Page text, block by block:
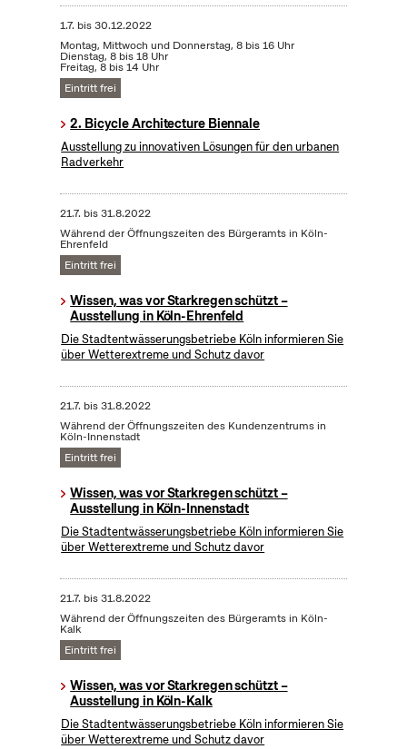
1.7. bis30.12.2022
Montag, Mittwoch und Donnerstag, 8 bis 16 Uhr
Dienstag, 8 bis 18 Uhr
Freitag, 8 bis 14 Uhr
Eintritt frei
2. Bicycle Architecture Biennale
Ausstellung zu innovativen Lösungen für den urbanen
Radverkehr
21.7. bis31.8.2022
Während der Öffnungszeiten des Bürgeramts in Köln-
Ehrenfeld
Eintritt frei
Wissen, was vor Starkregen schützt –
Ausstellung in Köln-Ehrenfeld
Die Stadtentwässerungsbetriebe Köln informieren Sie
über Wetterextreme und Schutz davor
21.7. bis31.8.2022
Während der Öffnungszeiten des Kundenzentrums in
Köln-Innenstadt
Eintritt frei
Wissen, was vor Starkregen schützt –
Ausstellung in Köln-Innenstadt
Die Stadtentwässerungsbetriebe Köln informieren Sie
über Wetterextreme und Schutz davor
21.7. bis31.8.2022
Während der Öffnungszeiten des Bürgeramts in Köln-
Kalk
Eintritt frei
Wissen, was vor Starkregen schützt –
Ausstellung in Köln-Kalk
Die Stadtentwässerungsbetriebe Köln informieren Sie
über Wetterextreme und Schutz davor